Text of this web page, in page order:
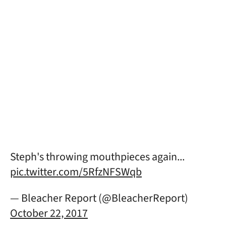
Steph's throwing mouthpieces again...
pic.twitter.com/5RfzNFSWqb
— Bleacher Report (@BleacherReport)
October 22, 2017